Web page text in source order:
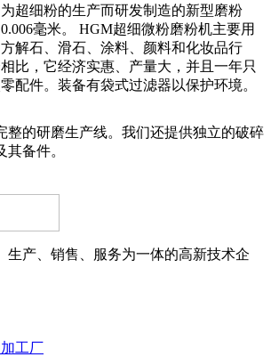
超细粉的生产而研发制造的新型磨粉
毫米。 HGM超细微粉磨粉机主要用
解石、滑石、涂料、颜料和化妆品行
比，它经济实惠、产量大，并且一年只
配件。装备有袋式过滤器以保护环境。
整的研磨生产线。我们还提供独立的破碎
备件。
生产、销售、服务为一体的高新技术企
工厂